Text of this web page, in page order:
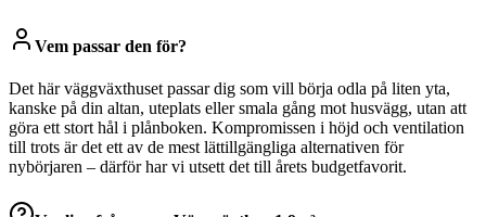
Vem passar den för?
Det här väggväxthuset passar dig som vill börja odla på liten yta,
kanske på din altan, uteplats eller smala gång mot husvägg, utan att
göra ett stort hål i plånboken. Kompromissen i höjd och ventilation
till trots är det ett av de mest lättillgängliga alternativen för
nybörjaren – därför har vi utsett det till årets budgetfavorit.